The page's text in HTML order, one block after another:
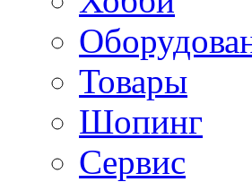
Товары
Шопинг
Сервис